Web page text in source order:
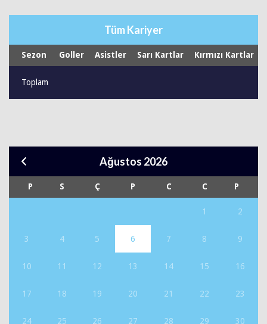
Tüm Kariyer
Sezon Goller Asistler Sarı Kartlar Kırmızı Kartlar
Toplam
Ağustos 2026
P S Ç P C C P
1 2
3 4 5 6 7 8 9
10 11 12 13 14 15 16
17 18 19 20 21 22 23
24 25 26 27 28 29 30